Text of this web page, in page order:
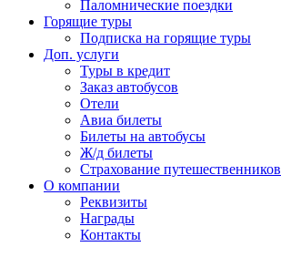
Паломнические поездки
Горящие туры
Подписка на горящие туры
Доп. услуги
Туры в кредит
Заказ автобусов
Отели
Авиа билеты
Билеты на автобусы
Ж/д билеты
Страхование путешественников
О компании
Реквизиты
Награды
Контакты